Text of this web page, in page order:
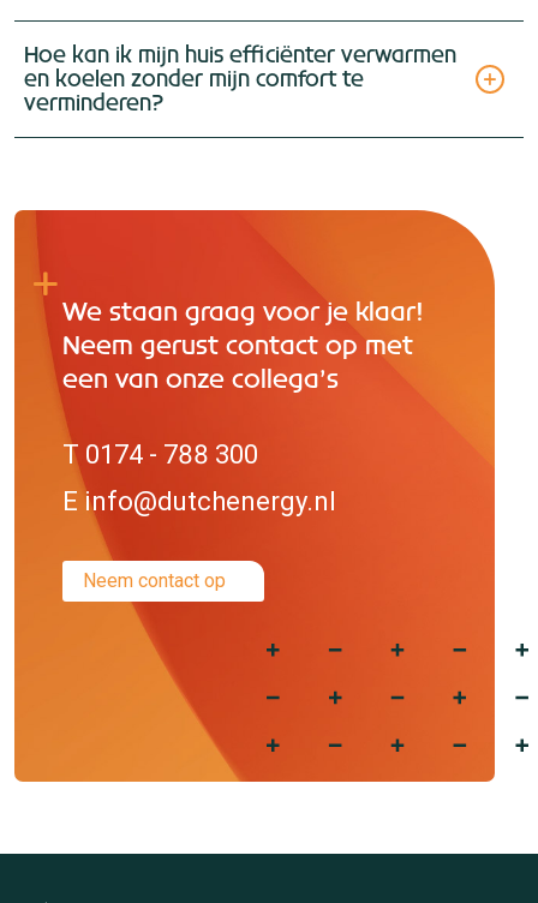
Hoe kan ik mijn huis efficiënter verwarmen
en koelen zonder mijn comfort te
verminderen?
We staan graag voor je klaar!
Neem gerust contact op met
een van onze collega’s
T 0174 - 788 300
E info@dutchenergy.nl
Neem contact op